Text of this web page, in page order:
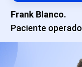
Frank Blanco.
Paciente